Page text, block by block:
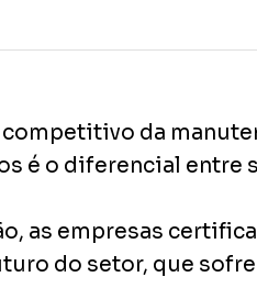
da
é o diferencial entre
as empresas
do setor, que sofre